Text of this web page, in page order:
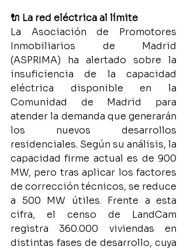
🔌 La red eléctrica al límite
La Asociación de Promotores
Inmobiliarios de Madrid
(ASPRIMA) ha alertado sobre la
insuficiencia de la capacidad
eléctrica disponible en la
Comunidad de Madrid para
atender la demanda que generarán
los nuevos desarrollos
residenciales. Según su análisis, la
capacidad firme actual es de 900
MW, pero tras aplicar los factores
de corrección técnicos, se reduce
a 500 MW útiles. Frente a esta
cifra, el censo de LandCam
registra 360.000 viviendas en
distintas fases de desarrollo, cuya